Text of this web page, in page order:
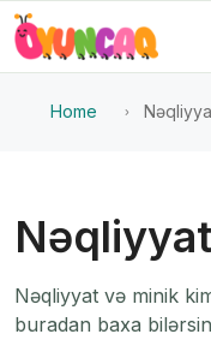
Home
Nəqliyyat və minik
buradan baxa